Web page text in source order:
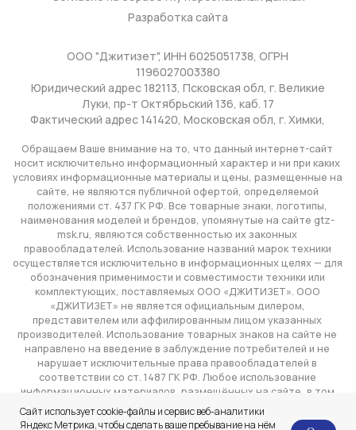
Сайт использует cookie-файлы и сервис веб-аналитики
Яндекс Метрика, чтобы сделать ваше пребывание на нём